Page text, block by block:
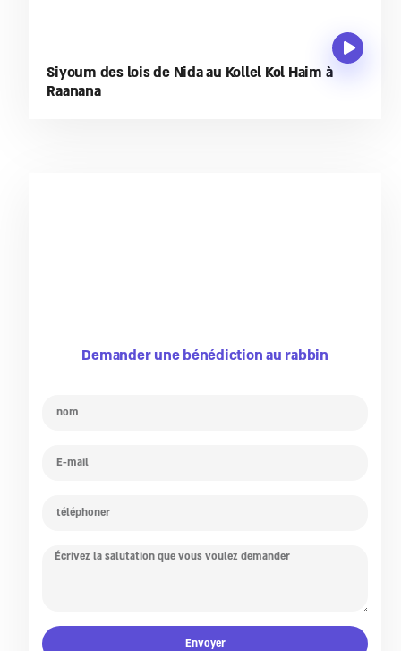
Siyoum des lois de Nida au Kollel Kol Haim à
Raanana
Demander une bénédiction au rabbin
Envoyer